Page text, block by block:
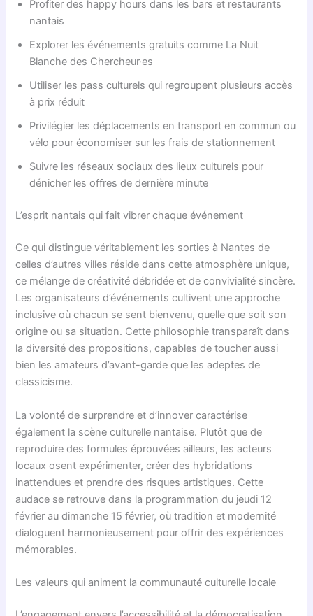
Profiter des happy hours dans les bars et restaurants
nantais
Explorer les événements gratuits comme La Nuit
Blanche des Chercheur·es
Utiliser les pass culturels qui regroupent plusieurs accès
à prix réduit
Privilégier les déplacements en transport en commun ou
vélo pour économiser sur les frais de stationnement
Suivre les réseaux sociaux des lieux culturels pour
dénicher les offres de dernière minute
L’esprit nantais qui fait vibrer chaque événement
Ce qui distingue véritablement les sorties à Nantes de
celles d’autres villes réside dans cette atmosphère unique,
ce mélange de créativité débridée et de convivialité sincère.
Les organisateurs d’événements cultivent une approche
inclusive où chacun se sent bienvenu, quelle que soit son
origine ou sa situation. Cette philosophie transparaît dans
la diversité des propositions, capables de toucher aussi
bien les amateurs d’avant-garde que les adeptes de
classicisme.
La volonté de surprendre et d’innover caractérise
également la scène culturelle nantaise. Plutôt que de
reproduire des formules éprouvées ailleurs, les acteurs
locaux osent expérimenter, créer des hybridations
inattendues et prendre des risques artistiques. Cette
audace se retrouve dans la programmation du jeudi 12
février au dimanche 15 février, où tradition et modernité
dialoguent harmonieusement pour offrir des expériences
mémorables.
Les valeurs qui animent la communauté culturelle locale